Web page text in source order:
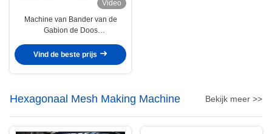
Video
Machine van Bander van de
Gabion de Doos
4.0mm Draaddiameter
Vind de beste prijs
Hexagonaal Mesh Making Machine Bekijk meer >>